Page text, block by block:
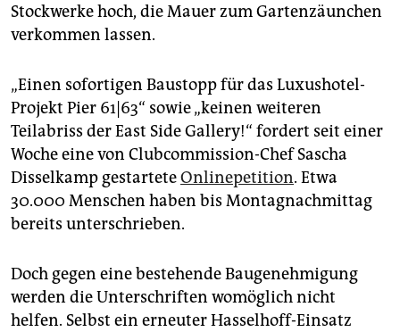
Stockwerke hoch, die Mauer zum Gartenzäunchen
verkommen lassen.
„Einen sofortigen Baustopp für das Luxushotel-
Projekt Pier 61|63“ sowie „keinen weiteren
Teilabriss der East Side Gallery!“ fordert seit einer
Woche eine von Clubcommission-Chef Sascha
Disselkamp gestarteteOnlinepetition. Etwa
30.000 Menschen haben bis Montagnachmittag
bereits unterschrieben.
Doch gegen eine bestehende Baugenehmigung
werden die Unterschriften womöglich nicht
helfen. Selbst ein erneuter Hasselhoff-Einsatz